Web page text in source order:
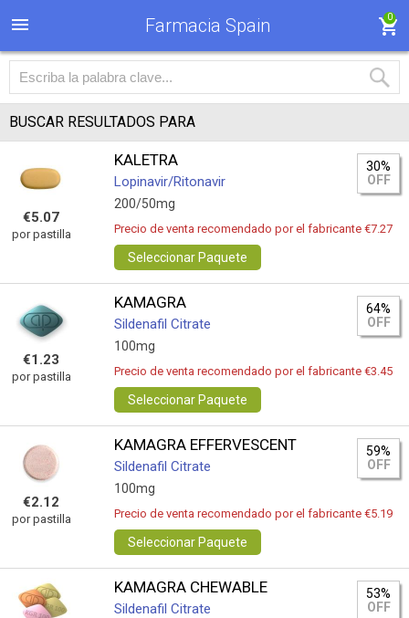
Farmacia Spain 0
BUSCAR RESULTADOS PARA
€5.07
por pastilla
KALETRA
Lopinavir/Ritonavir
200/50mg
30%
OFF
Precio de venta recomendado por el fabricante €7.27
Seleccionar Paquete
€1.23
por pastilla
KAMAGRA
Sildenafil Citrate
100mg
64%
OFF
Precio de venta recomendado por el fabricante €3.45
Seleccionar Paquete
€2.12
por pastilla
KAMAGRA EFFERVESCENT
Sildenafil Citrate
100mg
59%
OFF
Precio de venta recomendado por el fabricante €5.19
Seleccionar Paquete
KAMAGRA CHEWABLE
Sildenafil Citrate
53%
OFF